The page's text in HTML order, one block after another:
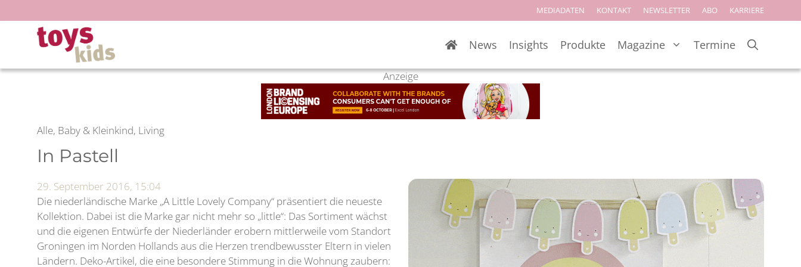
Inhalt
springen
MEDIADATEN KONTAKT NEWSLETTER ABO KARRIERE
News Insights Produkte Magazine Termine
Anzeige
Alle, Baby & Kleinkind, Living
In Pastell
29. September 2016, 15:04
Die niederländische Marke „A Little Lovely Company“ präsentiert die neueste
Kollektion. Dabei ist die Marke gar nicht mehr so „little“: Das Sortiment wächst
und die eigenen Entwürfe der Niederländer erobern mittlerweile vom Standort
Groningen im Norden Hollands aus die Herzen trendbewusster Eltern in vielen
Ländern. Deko-Artikel, die eine besondere Stimmung in die Wohnung zaubern: